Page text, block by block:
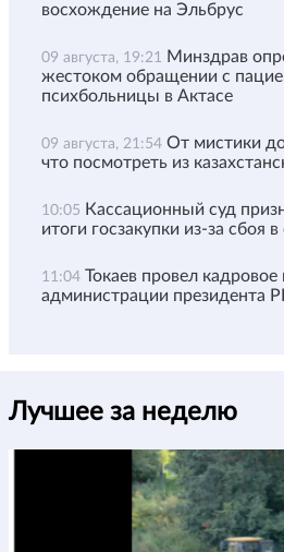
восхождение на Эльбрус
09 августа, 19:21 Минздрав
жестоком обращении с
психбольницы в Актасе
09 августа, 21:54 От мистики
что посмотреть из
10:05 Кассационный суд
итоги госзакупки из-за сбоя
11:04 Токаев провел кадровое
администрации президента
Лучшее за неделю